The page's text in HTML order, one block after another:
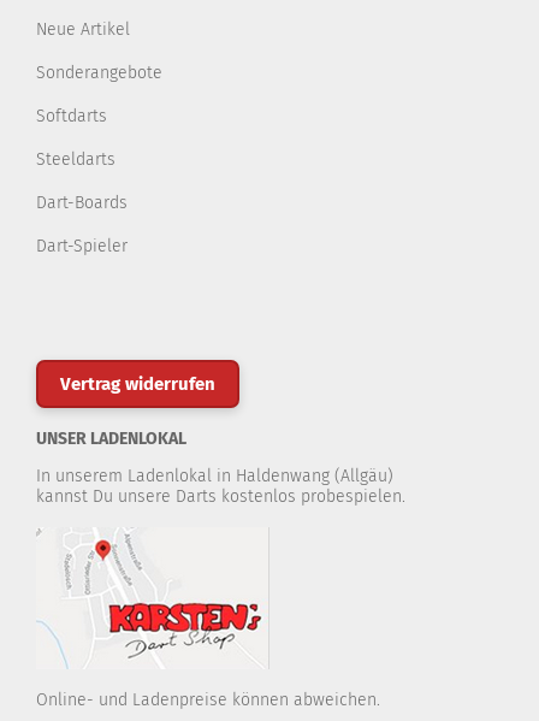
Neue Artikel
Sonderangebote
Softdarts
Steeldarts
Dart-Boards
Dart-Spieler
Vertrag widerrufen
UNSER LADENLOKAL
In unserem Ladenlokal in Haldenwang (Allgäu)
kannst Du unsere Darts kostenlos probespielen.
Online- und Ladenpreise können abweichen.